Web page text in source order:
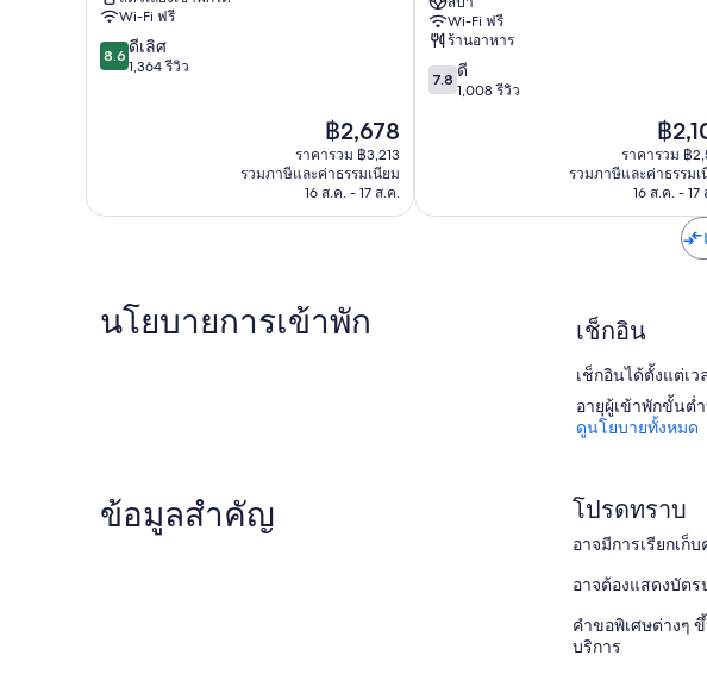
Wi-Fi ฟรี
8.6
จาก
8.6 ดีเลิศ
1,364 รีวิว
ราคา
ปัจจุบัน
คือ
฿2,678
฿2,678
ราคารวม ฿3,213
รวมภาษีและค่าธรรมเนียม
16 ส.ค. - 17 ส.ค.
&
Spa
Sevenoaks
Wi-Fi ฟรี
ร้านอาหาร
7.8
จาก
7.8 ดี
1,008 รีวิว
ราคา
ปัจจุบัน
คือ
฿2,106
฿
ราคารวม ฿
รวมภาษีและค่าธรรมเ
16 ส.ค. - 17
นโยบายการเข้าพัก เช็กอิน
เช็กอินได้ตั้งแต่เว
อายุผู้เข้าพักขั้นต่
ดูนโยบายทั้งหมด
ข้อมูลสำคัญ โปรดทราบ
อาจมีการเรียกเก็
อาจต้องแสดงบัต
คำขอพิเศษต่างๆ
บริการ